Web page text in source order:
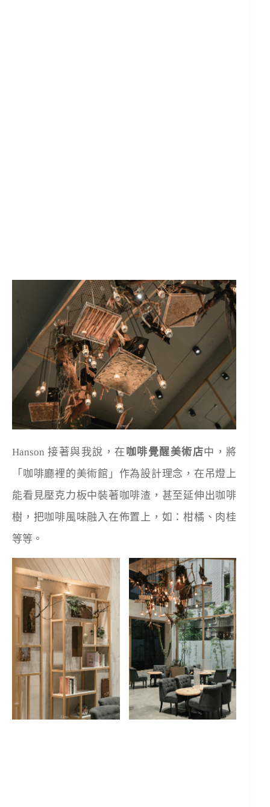
Hanson 接著與我說，在 咖啡覺醒美術店中，將
「咖啡廳裡的美術館」作為設計理念，在吊燈上
能看見壓克力板中裝著咖啡渣，甚至延伸出咖啡
樹，把咖啡風味融入在佈置上，如：柑橘、肉桂
等等。